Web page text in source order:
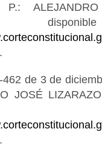
ALEJANDRO
462 de 3 de
JOSÉ